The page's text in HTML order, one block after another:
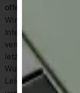
offener als
Wir merken durch
Interesse und eine
vermisst habe. Die
letzten drei Jahren
Wut ist groß, der
Leider ist die Angst,